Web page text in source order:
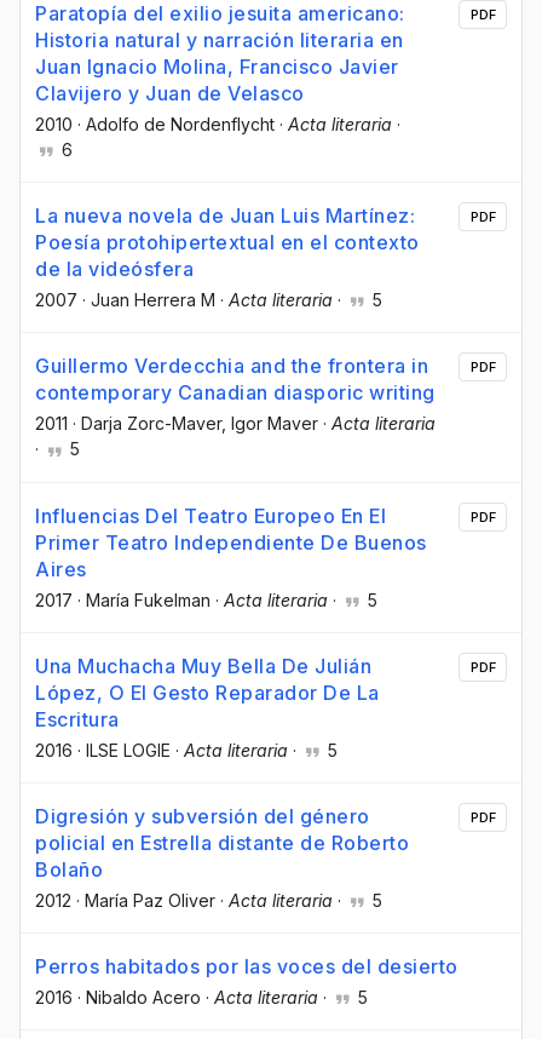
Paratopía del exilio jesuita americano:
Historia natural y narración literaria en
Juan Ignacio Molina, Francisco Javier
Clavijero y Juan de Velasco
2010 · Adolfo de Nordenflycht · Acta literaria ·
6
PDF
La nueva novela de Juan Luis Martínez:
Poesía protohipertextual en el contexto
de la videósfera
2007 · Juan Herrera M · Acta literaria · 5
PDF
Guillermo Verdecchia and the frontera in
contemporary Canadian diasporic writing
2011 · Darja Zorc-Maver, Igor Maver · Acta literaria
·
5
PDF
Influencias Del Teatro Europeo En El
Primer Teatro Independiente De Buenos
Aires
2017 · María Fukelman · Acta literaria · 5
PDF
Una Muchacha Muy Bella De Julián
López, O El Gesto Reparador De La
Escritura
2016 · ILSE LOGIE · Acta literaria · 5
PDF
Digresión y subversión del género
policial en Estrella distante de Roberto
Bolaño
2012 · María Paz Oliver · Acta literaria · 5
PDF
Perros habitados por las voces del desierto
2016 · Nibaldo Acero · Acta literaria · 5